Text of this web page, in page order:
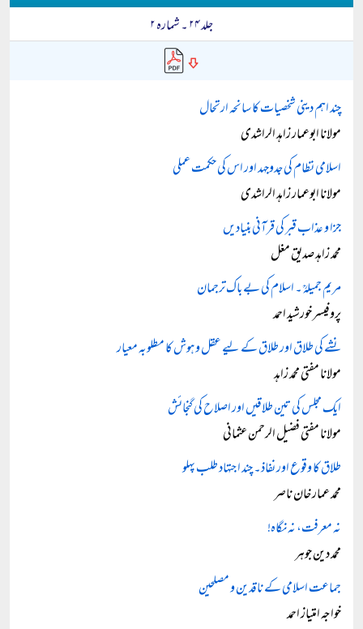
جلد ۲۴ ۔ شمارہ ۲
چند اہم دینی شخصیات کا سانحہ ارتحال
مولانا ابوعمار زاہد الراشدی
اسلامی نظام کی جدوجہد اور اس کی حکمت عملی
مولانا ابوعمار زاہد الراشدی
جزا و عذاب قبر کی قرآنی بنیادیں
محمد زاہد صدیق مغل
مریم جمیلہؒ ۔ اسلام کی بے باک ترجمان
پروفیسر خورشید احمد
نشے کی طلاق اور طلاق کے لیے عقل و ہوش کا مطلوبہ معیار
مولانا مفتی محمد زاہد
ایک مجلس کی تین طلاقیں اور اصلاح کی گنجائش
مولانا مفتی فضیل الرحمن عثمانی
طلاق کا وقوع اور نفاذ۔ چند اجتہاد طلب پہلو
محمد عمار خان ناصر
نہ معرفت، نہ نگاہ!
محمد دین جوہر
جماعت اسلامی کے ناقدین و مصلحین
خواجہ امتیاز احمد